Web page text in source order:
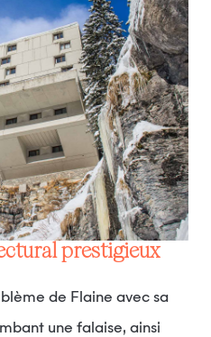
prestigieux
de Flaine avec sa
une falaise, ainsi